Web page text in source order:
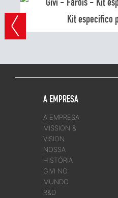
Kit específico
A EMPRESA
A EMPRESA
MISSION &
VISION
NOSSA
HISTÓRIA
GIVI NO
MUNDO
R&D